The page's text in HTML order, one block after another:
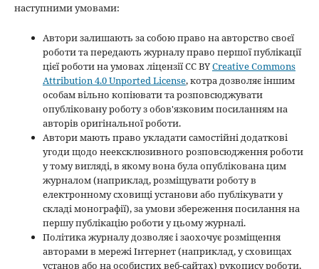
наступними умовами:
Автори залишають за собою право на авторство своєї
роботи та передають журналу право першої публікації
цієї роботи на умовах ліцензії CC BYCreative Commons
Attribution 4.0 Unported License, котра дозволяє іншим
особам вільно копіювати та розповсюджувати
опубліковану роботу з обов'язковим посиланням на
авторів оригінальної роботи.
Автори мають право укладати самостійні додаткові
угоди щодо неексклюзивного розповсюдження роботи
у тому вигляді, в якому вона була опублікована цим
журналом (наприклад, розміщувати роботу в
електронному сховищі установи або публікувати у
складі монографії), за умови збереження посилання на
першу публікацію роботи у цьому журналі.
Політика журналу дозволяє і заохочує розміщення
авторами в мережі Інтернет (наприклад, у сховищах
установ або на особистих веб-сайтах) рукопису роботи,